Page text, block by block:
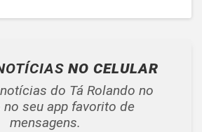
NO CELULAR
do Tá Rolando no
no seu app favorito de
mensagens.